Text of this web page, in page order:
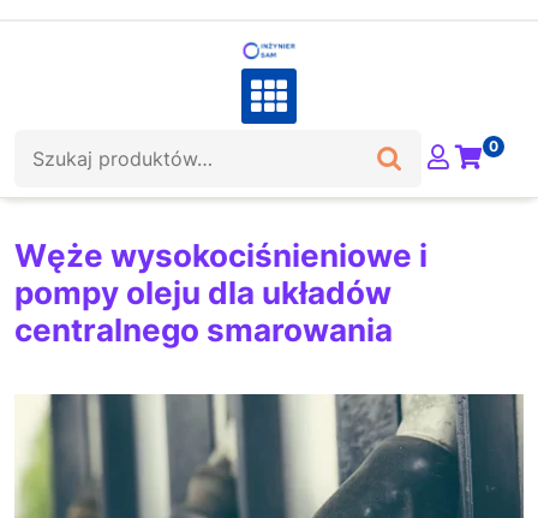
0
Węże wysokociśnieniowe i
pompy oleju dla układów
centralnego smarowania